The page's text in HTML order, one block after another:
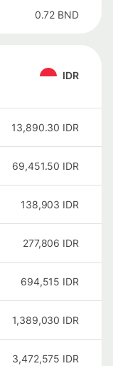
0.72 BND
IDR
13,890.30 IDR
69,451.50 IDR
138,903 IDR
277,806 IDR
694,515 IDR
1,389,030 IDR
3,472,575 IDR